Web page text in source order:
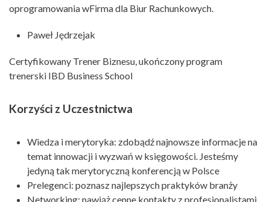
oprogramowania wFirma dla Biur Rachunkowych.
Paweł Jędrzejak
Certyfikowany Trener Biznesu, ukończony program
trenerski IBD Business School
Korzyści z Uczestnictwa
Wiedza i merytoryka: zdobądź najnowsze informacje na
temat innowacji i wyzwań w księgowości. Jesteśmy
jedyną tak merytoryczną konferencją w Polsce
Prelegenci: poznasz najlepszych praktyków branży
Networking: nawiąż cenne kontakty z profesjonalistami